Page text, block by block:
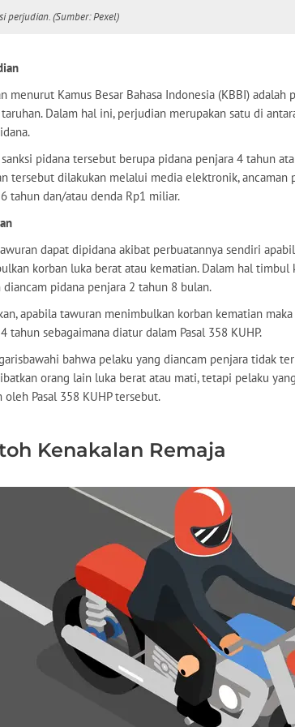
perjudian. (Sumber: Pexel)
menurut Kamus Besar Bahasa Indonesia (KBBI)
Dalam hal ini, perjudian merupakan satu di
pidana tersebut berupa pidana penjara 4 tahun
tersebut dilakukan melalui media elektronik, ancaman
tahun dan/atau denda Rp1 miliar.
dapat dipidana akibat perbuatannya sendiri
korban luka berat atau kematian. Dalam hal timbul
diancam pidana penjara 2 tahun 8 bulan.
apabila tawuran menimbulkan korban kematian
tahun sebagaimana diatur dalam Pasal 358 KUHP.
bahwa pelaku yang diancam penjara tidak
orang lain luka berat atau mati, tetapi pelaku
oleh Pasal 358 KUHP tersebut.
Kenakalan Remaja